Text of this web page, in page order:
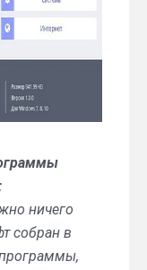
ничего
собран в